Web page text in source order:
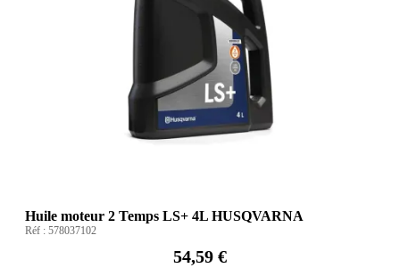
Huile moteur 2 Temps LS+ 4L HUSQVARNA
Réf : 578037102
54,59 €